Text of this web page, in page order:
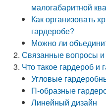
малогабаритной
Как организовать
гардеробе?
Можно ли
Связанные вопросы и
Что такое гардероб и
Угловые
П-образные
Линейный дизайн